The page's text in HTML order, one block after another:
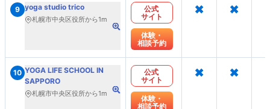
9 yoga studio trico
札幌市中央区役所から1m
公式
サイト
体験・
相談予約
× ×
10 YOGA LIFE SCHOOL IN
SAPPORO
札幌市中央区役所から1m
公式
サイト
体験・
相談予約
× ×